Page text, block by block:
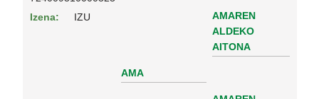
Izena:
IZU
AMA
AMAREN
ALDEKO
AITONA